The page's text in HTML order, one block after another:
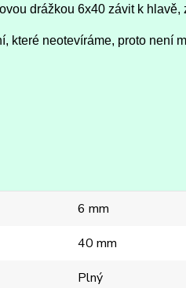
drážkou 6x40 závit k hlavě,
které neotevíráme, proto není
6 mm
40 mm
Plný